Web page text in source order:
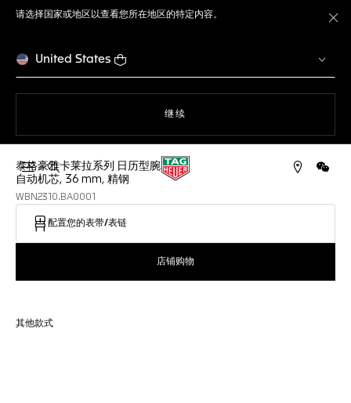
请选择国家或地区以查看您所在地区的特定内容。
United States
继续
打开搜索 微信
泰格豪雅卡莱拉系列 日历型腕表
自动机芯, 36 mm, 精钢
WBN2310.BA0001
配置您的表带/表链
店铺购物
其他款式